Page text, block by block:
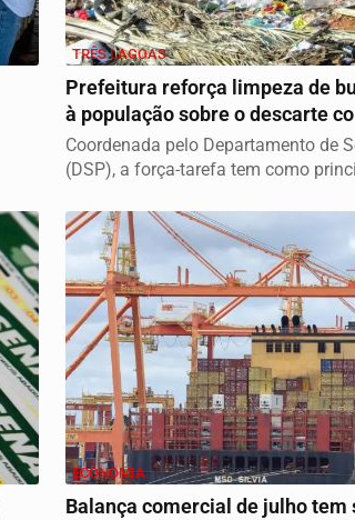
TRÊS LAGOAS
Prefeitura reforça limpeza de
à população sobre o descarte
Coordenada pelo Departamento de
(DSP), a força-tarefa tem como
ECONOMIA
Balança comercial de julho tem